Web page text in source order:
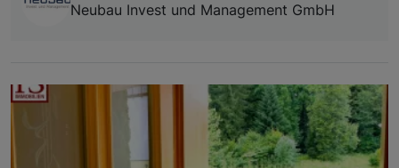
Neubau Invest und Management GmbH